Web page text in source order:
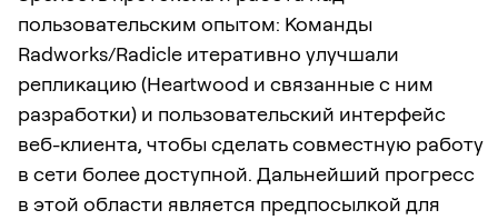
пользовательским опытом: Команды
Radworks/Radicle итеративно улучшали
репликацию (Heartwood и связанные с ним
разработки) и пользовательский интерфейс
веб-клиента, чтобы сделать совместную работу
в сети более доступной. Дальнейший прогресс
в этой области является предпосылкой для